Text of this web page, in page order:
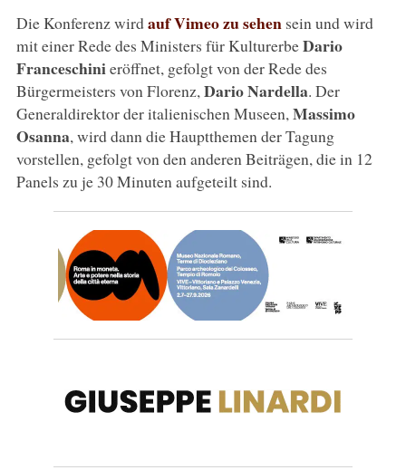
Die Konferenz wirdauf Vimeo zu sehen sein und wird
mit einer Rede des Ministers für KulturerbeDario
Franceschinieröffnet, gefolgt von der Rede des
Bürgermeisters von Florenz, Dario Nardella. Der
Generaldirektor der italienischen Museen, Massimo
Osanna, wird dann die Hauptthemen der Tagung
vorstellen, gefolgt von den anderen Beiträgen, die in 12
Panels zu je 30 Minuten aufgeteilt sind.